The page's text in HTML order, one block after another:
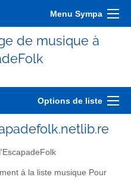
Menu Sympa
de musique à
Options de liste
à la liste musique Pour